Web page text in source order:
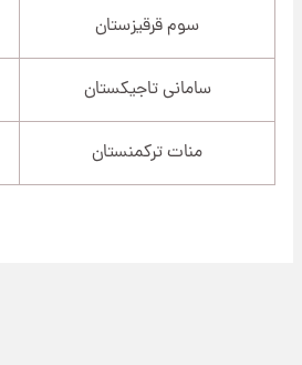
سوم قرقیزستان
سامانی تاجیکستان
منات ترکمنستان